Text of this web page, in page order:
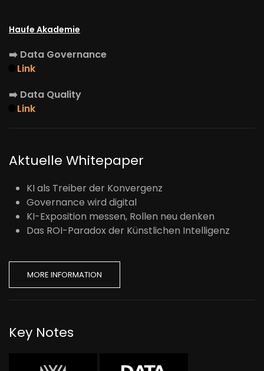
Haufe Akademie
➡️ Data Governance
Link
➡️ Data Quality
Link
Aktuelle Whitepaper
KI als Treiber der Konvergenz
Governance wird digital
KI-Exposition messen, Rollen neu denken
Das ROI-Paradox der Künstlichen Intelligenz
MORE INFORMATION
Key Notes